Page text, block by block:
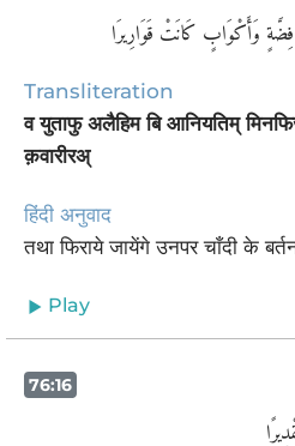
Transliteration
व युताफु अलैहिम बि आनियतिम्
क़वारीरअ्
हिंदी अनुवाद
तथा फिराये जायेंगे उनपर चाँदी के
Play
76:16